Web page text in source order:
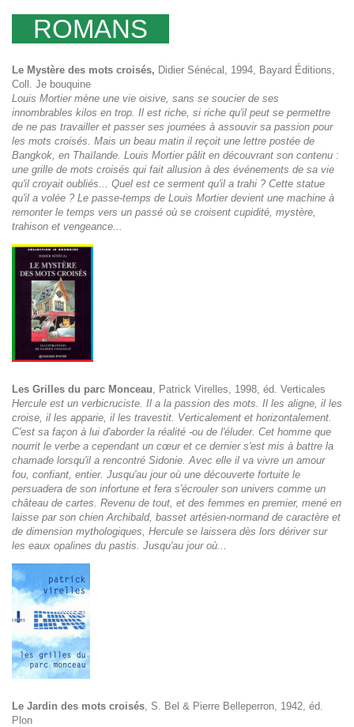
ROMANS
Le Mystère des mots croisés, Didier Sénécal, 1994, Bayard Éditions,
Coll. Je bouquine
Louis Mortier mène une vie oisive, sans se soucier de ses
innombrables kilos en trop. Il est riche, si riche qu'il peut se permettre
de ne pas travailler et passer ses journées à assouvir sa passion pour
les mots croisés. Mais un beau matin il reçoit une lettre postée de
Bangkok, en Thaïlande. Louis Mortier pâlit en découvrant son contenu :
une grille de mots croisés qui fait allusion à des événements de sa vie
qu'il croyait oubliés... Quel est ce serment qu'il a trahi ? Cette statue
qu'il a volée ? Le passe-temps de Louis Mortier devient une machine à
remonter le temps vers un passé où se croisent cupidité, mystère,
trahison et vengeance...
Les Grilles du parc Monceau, Patrick Virelles, 1998, éd. Verticales
Hercule est un verbicruciste. Il a la passion des mots. Il les aligne, il les
croise, il les apparie, il les travestit. Verticalement et horizontalement.
C'est sa façon à lui d'aborder la réalité -ou de l'éluder. Cet homme que
nourrit le verbe a cependant un cœur et ce dernier s'est mis à battre la
chamade lorsqu'il a rencontré Sidonie. Avec elle il va vivre un amour
fou, confiant, entier. Jusqu'au jour où une découverte fortuite le
persuadera de son infortune et fera s'écrouler son univers comme un
château de cartes. Revenu de tout, et des femmes en premier, mené en
laisse par son chien Archibald, basset artésien-normand de caractère et
de dimension mythologiques, Hercule se laissera dès lors dériver sur
les eaux opalines du pastis. Jusqu'au jour où...
Le Jardin des mots croisés , S. Bel & Pierre Belleperron, 1942, éd.
Plon